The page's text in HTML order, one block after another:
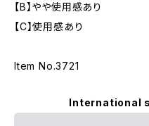
【B】やや使用感あり
【C】使用感あり
Item No.3721
International